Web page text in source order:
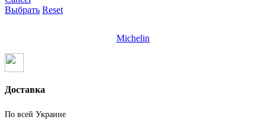
Выбрать Reset
Michelin
Доставка
По всей Украине